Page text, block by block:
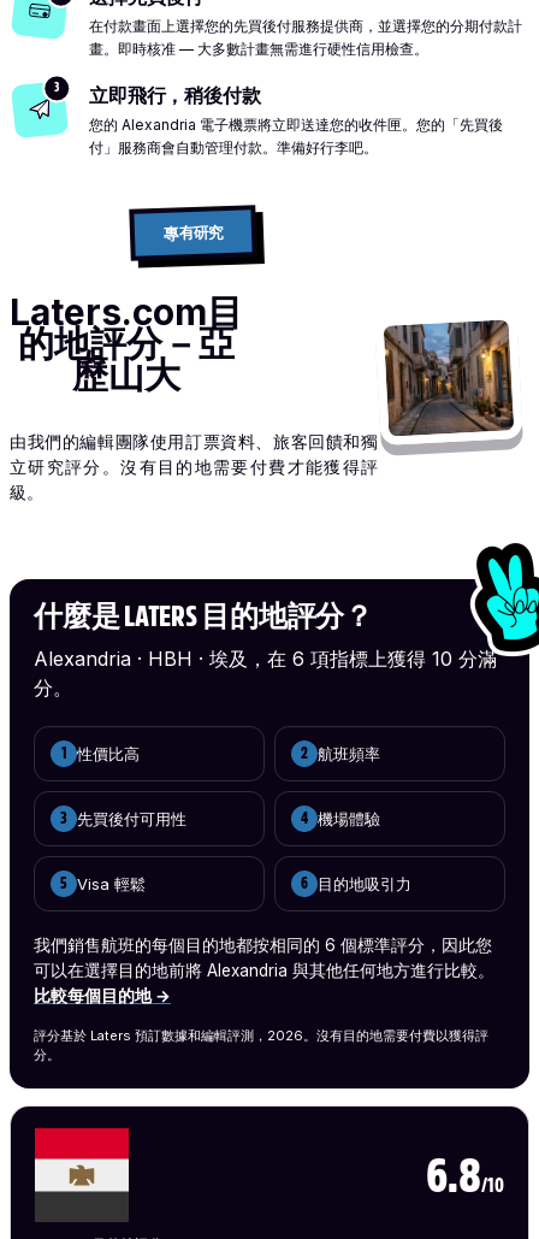
在付款畫面上選擇您的先買後付服務提供商，並選擇您的分期付款計
畫。即時核准 — 大多數計畫無需進行硬性信用檢查。
3 立即飛行，稍後付款
您的 Alexandria 電子機票將立即送達您的收件匣。您的「先買後
付」服務商會自動管理付款。準備好行李吧。
專有研究
Laters.com目
的地評分－亞
歷山大
由我們的編輯團隊使用訂票資料、旅客回饋和獨
立研究評分。沒有目的地需要付費才能獲得評
級。
什麼是 LATERS 目的地評分？
Alexandria · HBH · 埃及，在 6 項指標上獲得 10 分滿
分。
1 性價比高 2 航班頻率
3 先買後付可用性 4 機場體驗
5 Visa 輕鬆 6 目的地吸引力
我們銷售航班的每個目的地都按相同的 6 個標準評分，因此您
可以在選擇目的地前將 Alexandria 與其他任何地方進行比較。
比較每個目的地 →
評分基於 Laters 預訂數據和編輯評測，2026。沒有目的地需要付費以獲得評
分。
6.8/10